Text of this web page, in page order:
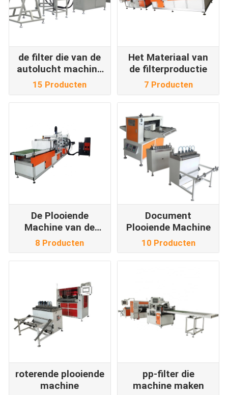
de filter die van de
autolucht machine
maken
15 Producten
Het Materiaal van
de filterproductie
7 Producten
De Plooiende
Machine van de
luchtfilter
8 Producten
Document
Plooiende Machine
10 Producten
roterende plooiende
machine
pp-filter die
machine maken